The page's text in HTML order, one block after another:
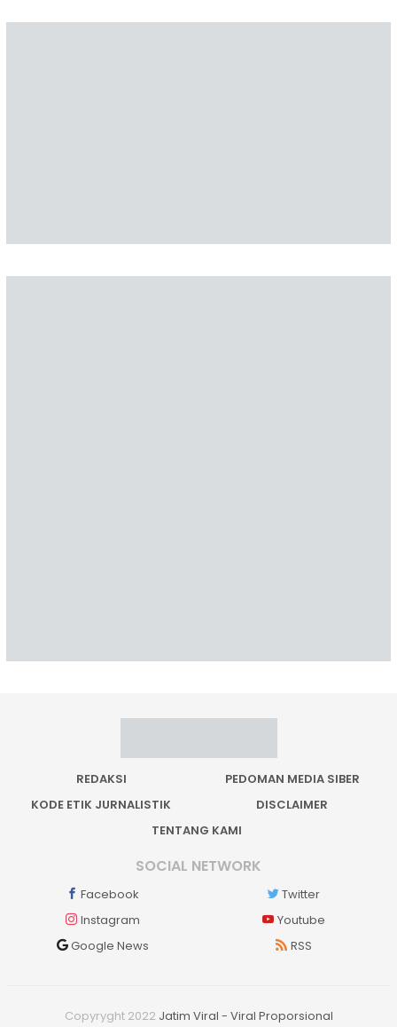
REDAKSI
PEDOMAN MEDIA SIBER
KODE ETIK JURNALISTIK
DISCLAIMER
TENTANG KAMI
SOCIAL NETWORK
Facebook
Twitter
Instagram
Youtube
Google News
RSS
Copyryght 2022 Jatim Viral - Viral Proporsional